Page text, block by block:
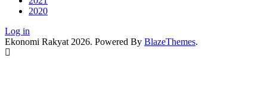
2020
Log in
Ekonomi Rakyat 2026. Powered By BlazeThemes.